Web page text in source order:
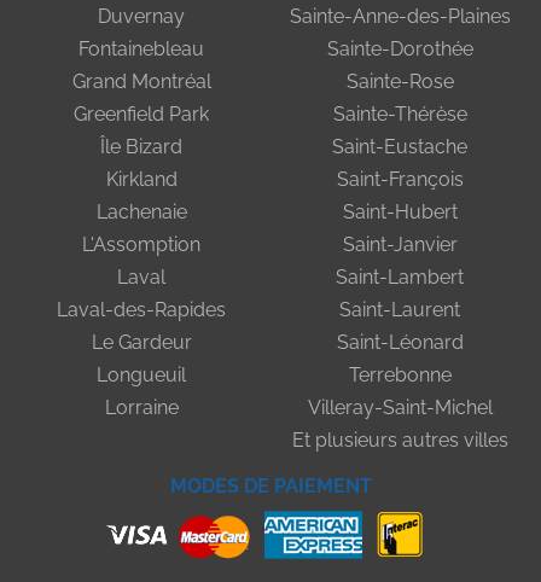
Duvernay
Fontainebleau
Grand Montréal
Greenfield Park
Île Bizard
Kirkland
Lachenaie
L'Assomption
Laval
Laval-des-Rapides
Le Gardeur
Longueuil
Lorraine
Sainte-Anne-des-Plaines
Sainte-Dorothée
Sainte-Rose
Sainte-Thérèse
Saint-Eustache
Saint-François
Saint-Hubert
Saint-Janvier
Saint-Lambert
Saint-Laurent
Saint-Léonard
Terrebonne
Villeray-Saint-Michel
Et plusieurs autres villes
MODES DE PAIEMENT